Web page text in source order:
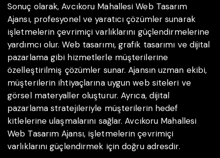
Sonuç olarak, Avcıkoru Mahallesi Web Tasarım
Ajansı, profesyonel ve yaratıcı çözümler sunarak
işletmelerin çevrimiçi varlıklarını güçlendirmelerine
yardımcı olur. Web tasarımı, grafik tasarımı ve dijital
pazarlama gibi hizmetlerle müşterilerine
özelleştirilmiş çözümler sunar. Ajansın uzman ekibi,
müşterilerin ihtiyaçlarına uygun web siteleri ve
görsel materyaller oluşturur. Ayrıca, dijital
pazarlama stratejileriyle müşterilerin hedef
kitlelerine ulaşmalarını sağlar. Avcıkoru Mahallesi
Web Tasarım Ajansı, işletmelerin çevrimiçi
varlıklarını güçlendirmek için doğru adresdir.